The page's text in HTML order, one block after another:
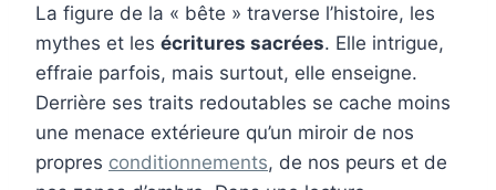
La figure de la « bête » traverse l’histoire, les
mythes et les écritures sacrées. Elle intrigue,
effraie parfois, mais surtout, elle enseigne.
Derrière ses traits redoutables se cache moins
une menace extérieure qu’un miroir de nos
propres conditionnements, de nos peurs et de